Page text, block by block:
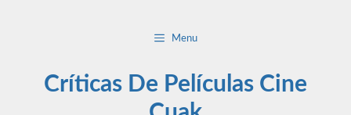
Menu
Críticas De Películas Cine